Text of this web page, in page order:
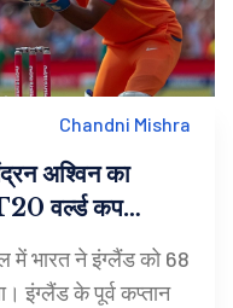
Chandni Mishra
अश्विन का
वर्ल्ड कप
मुकाबला
में भारत ने इंग्लैंड को 68
इंग्लैंड के पूर्व कप्तान